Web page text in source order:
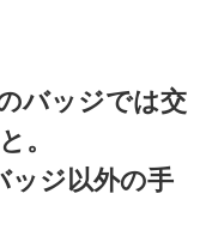
バッジでは交
。
ッジ以外の手